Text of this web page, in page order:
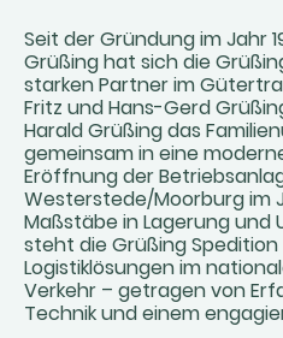
Seit der Gründung im Jahr
Grüßing hat sich die
starken Partner im
Fritz und Hans-Gerd
Harald Grüßing das
gemeinsam in eine
Eröffnung der
Westerstede/Moorburg im
Maßstäbe in Lagerung und
steht die Grüßing
Logistiklösungen im
Verkehr – getragen von
Technik und einem